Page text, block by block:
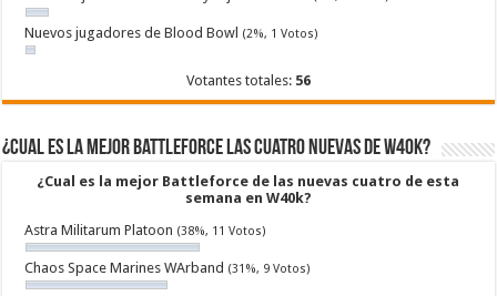
Nuevos jugadores de Blood Bowl (2%, 1 Votos)
Votantes totales: 56
¿Cual es la mejor Battleforce las cuatro nuevas de W40k?
¿Cual es la mejor Battleforce de las nuevas cuatro de esta
semana en W40k?
Astra Militarum Platoon (38%, 11 Votos)
Chaos Space Marines WArband (31%, 9 Votos)